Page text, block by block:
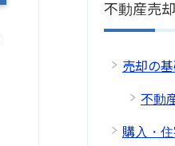
不動産売
売却の
不動
購入・